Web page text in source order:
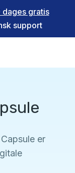
dages gratis
support
er